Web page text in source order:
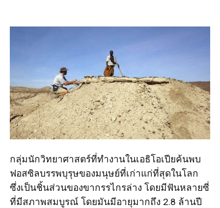
กลุ่มนักวิทยาศาสตร์ที่ทำงานในเอธิโอเปียค้นพบ
ฟอสซิลบรรพบุรุษของมนุษย์ที่เก่าแก่ที่สุดในโลก
ซึ่งเป็นชิ้นส่วนของขากรรไกรล่าง โดยมีฟันหลายซี่
ที่มีสภาพสมบูรณ์ โดยมันมีอายุมากถึง 2.8 ล้านปี